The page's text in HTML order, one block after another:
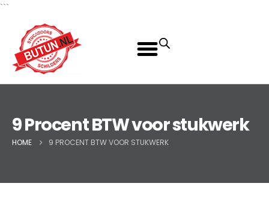
```
9 Procent BTW voor stukwerk
HOME 9 PROCENT BTW VOOR STUKWERK